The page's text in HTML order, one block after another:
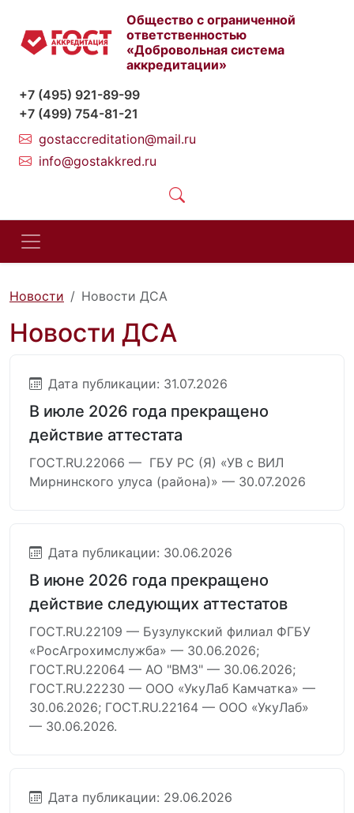
Общество с ограниченной
ответственностью
«Добровольная система
аккредитации»
+7 (495) 921-89-99
+7 (499) 754-81-21
gostaccreditation@mail.ru
info@gostakkred.ru
Новости Новости ДСА
Новости ДСА
Дата публикации: 31.07.2026
В июле 2026 года прекращено
действие аттестата
ГОСТ.RU.22066 — ГБУ РС (Я) «УВ с ВИЛ
Мирнинского улуса (района)» — 30.07.2026
Дата публикации: 30.06.2026
В июне 2026 года прекращено
действие следующих аттестатов
ГОСТ.RU.22109 — Бузулукский филиал ФГБУ
«РосАгрохимслужба» — 30.06.2026;
ГОСТ.RU.22064 — АО "ВМЗ" — 30.06.2026;
ГОСТ.RU.22230 — ООО «УкуЛаб Камчатка» —
30.06.2026; ГОСТ.RU.22164 — ООО «УкуЛаб»
— 30.06.2026.
Дата публикации: 29.06.2026